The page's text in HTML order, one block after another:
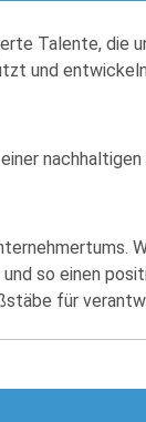
Talente,
und
so einen
für